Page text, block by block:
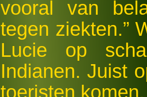
vooral van
tegen ziekten.”
Lucie op
Indianen. Juist
toeristen